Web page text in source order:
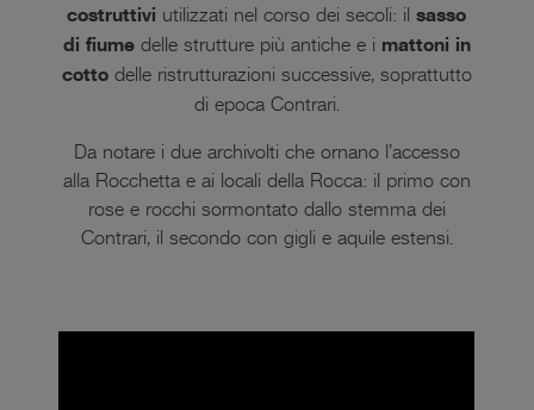
costruttivi utilizzati nel corso dei secoli: ilsasso
di fiumedelle strutture più antiche e i mattoni in
cottodelle ristrutturazioni successive, soprattutto
di epoca Contrari.
Da notare i due archivolti che ornano l’accesso
alla Rocchetta e ai locali della Rocca: il primo con
rose e rocchi sormontato dallo stemma dei
Contrari, il secondo con gigli e aquile estensi.